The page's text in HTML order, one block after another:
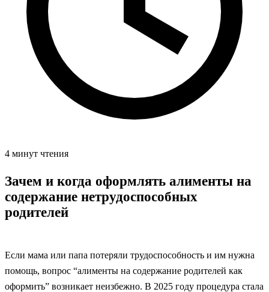
4 минут чтения
Зачем и когда оформлять алименты на
содержание нетрудоспособных
родителей
Если мама или папа потеряли трудоспособность и им нужна
помощь, вопрос “алименты на содержание родителей как
оформить” возникает неизбежно. В 2025 году процедура стала